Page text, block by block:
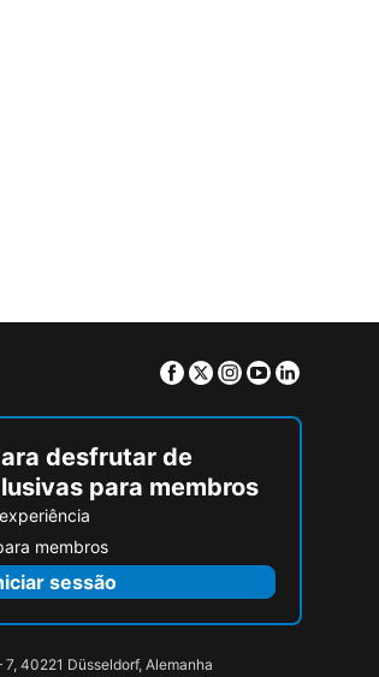
Facebook
TwitterInstagram
Youtube
desfrutar de
para membros
membros
sessão
7, 40221 Düsseldorf, Alemanha